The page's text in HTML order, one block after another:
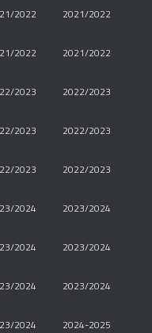
2022 2021/2022
2022 2021/2022
2023 2022/2023
2023 2022/2023
2023 2022/2023
2024 2023/2024
2024 2023/2024
2024 2023/2024
2024 2024-2025